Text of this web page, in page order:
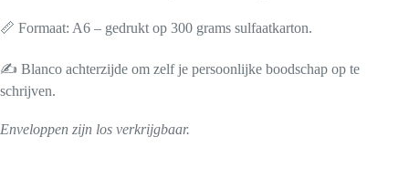
📏 Formaat: A6 – gedrukt op 300 grams sulfaatkarton.
✍️ Blanco achterzijde om zelf je persoonlijke boodschap op te
schrijven.
Enveloppen zijn los verkrijgbaar.